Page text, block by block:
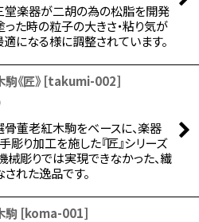
堂楽器が二胡の為の松脂を開発
った時の粒子の大きさ・粘り気が
になる様に調整されています。
《匠》 [takumi-002]
骨董老紅木駒をベースに、楽器
彫り加工を施した『匠』シリーズ
械彫りでは実現できなかった、繊
れた逸品です。
駒 [koma-001]